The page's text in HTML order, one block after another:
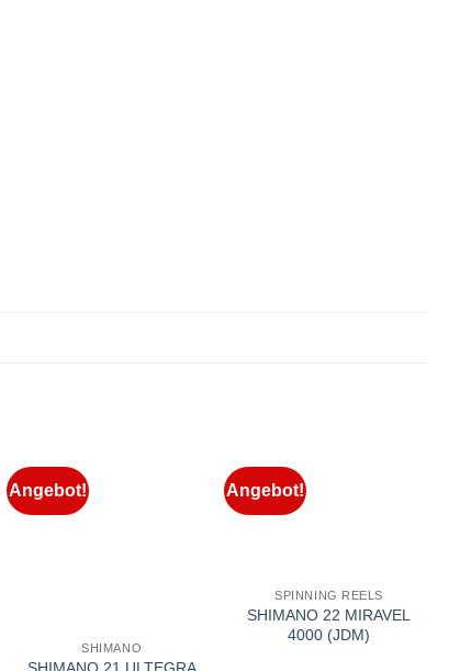
Angebot!
SHIMANO
Angebot!
SPINNING REELS
SHIMANO 22 MIRAVEL
4000 (JDM)